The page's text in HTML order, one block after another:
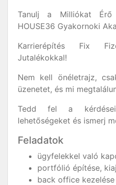
Tanulj a Milliókat
HOUSE36 Gyakornoki
Karrierépítés Fix
Jutalékokkal!
Nem kell önéletrajz,
üzenetet, és mi
Tedd fel a
lehetőségeket és ismerj
Feladatok
ügyfelekkel való
portfólió építése,
back office kezelése